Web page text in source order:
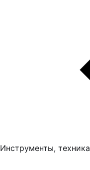
Инструменты, техника